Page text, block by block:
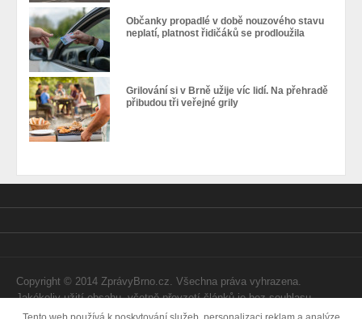
Občanky propadlé v době nouzového stavu
neplatí, platnost řidičáků se prodloužila
Grilování si v Brně užije víc lidí. Na přehradě
přibudou tři veřejné grily
Copyright © 2014 ZprávyBrno.cz. Všechna práva vyhrazena.
Jakékoliv užití obsahu, včetně převzetí článků je bez souhlasu
Webtom Enterprises s.r.o. zapovězeno.